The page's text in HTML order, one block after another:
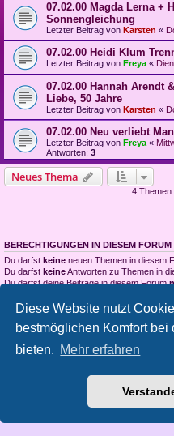
Diese Website nutzt
bestmöglichen Komfort bei
bieten. Mehr erfahren
07.02.00 Magda Lerna +
Sonnengleichung
Letzter Beitrag von Karsten «
07.02.00 Heidi Klum
Letzter Beitrag von Freya «
07.02.00 Hannah Arendt
Liebe, 50 Jahre
Letzter Beitrag von Karsten «
07.02.00 Neu verliebt
Letzter Beitrag von Freya «
Antworten: 3
Neues Thema
4 Themen
BERECHTIGUNGEN IN DIESEM FORUM
Du darfst keine neuen Themen in diesem
Du darfst keineAntworten zu Themen in
Du darfst deine Beiträge in diesem Forum
Du darfstkeineDateianhänge in diesem
Startseite Portal Foren-
Copyright © 2012 -
Powered byphpBB®
Deutsche
Datenschutz|